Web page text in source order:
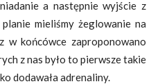
a następnie wyjście z
mieliśmy żeglowanie na
w końcówce zaproponowano
z nas było to pierwsze takie
dodawała adrenaliny.